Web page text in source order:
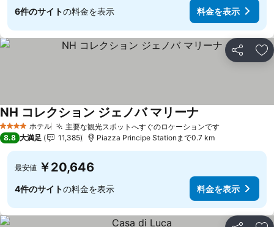
6件のサイトの料金を表示 料金を表示
シェア お
4 ホテルのランク
ホテル 主要な観光スポットへすぐのロケーションです
NH コレクション ジェノバ マリーナ
8.8 大満足 11,385 Piazza Principe Stationまで0.7 km
最安値 ￥20,646
4件のサイトの料金を表示 料金を表示